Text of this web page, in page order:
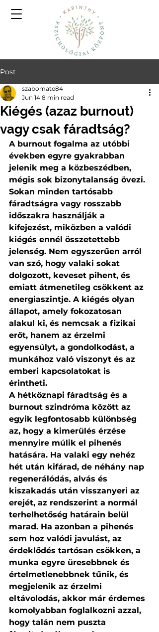
Post
Kiégés (azaz burnout)
vagy csak fáradtság?
szabomate84
Jun 14 8 min read
A burnout fogalma az utóbbi
években egyre gyakrabban
jelenik meg a közbeszédben,
mégis sok bizonytalanság övezi.
Sokan minden tartósabb
fáradtságra vagy rosszabb
időszakra használják a
kifejezést, miközben a valódi
kiégés ennél összetettebb
jelenség. Nem egyszerűen arról
van szó, hogy valaki sokat
dolgozott, keveset pihent, és
emiatt átmenetileg csökkent az
energiaszintje. A kiégés olyan
állapot, amely fokozatosan
alakul ki, és nemcsak a fizikai
erőt, hanem az érzelmi
egyensúlyt, a gondolkodást, a
munkához való viszonyt és az
emberi kapcsolatokat is
érintheti.
A hétköznapi fáradtság és a
burnout szindróma között az
egyik legfontosabb különbség
az, hogy a kimerülés érzése
mennyire múlik el pihenés
hatására. Ha valaki egy nehéz
hét után kifárad, de néhány nap
regenerálódás, alvás és
kiszakadás után visszanyeri az
erejét, az rendszerint a normál
terhelhetőség határain belül
marad. Ha azonban a pihenés
sem hoz valódi javulást, az
érdeklődés tartósan csökken, a
munka egyre üresebbnek és
értelmetlenebbnek tűnik, és
megjelenik az érzelmi
eltávolodás, akkor már érdemes
komolyabban foglalkozni azzal,
hogy talán nem puszta